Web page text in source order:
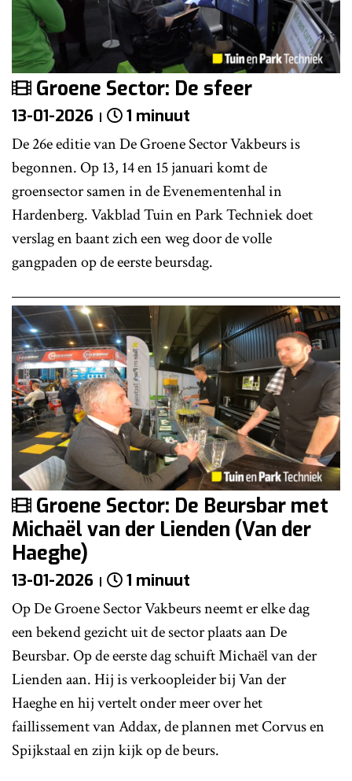
Groene Sector: De sfeer
13-01-2026 1 minuut
De 26e editie van De Groene Sector Vakbeurs is
begonnen. Op 13, 14 en 15 januari komt de
groensector samen in de Evenementenhal in
Hardenberg. Vakblad Tuin en Park Techniek doet
verslag en baant zich een weg door de volle
gangpaden op de eerste beursdag.
Groene Sector: De Beursbar met
Michaël van der Lienden (Van der
Haeghe)
13-01-2026 1 minuut
Op De Groene Sector Vakbeurs neemt er elke dag
een bekend gezicht uit de sector plaats aan De
Beursbar. Op de eerste dag schuift Michaël van der
Lienden aan. Hij is verkoopleider bij Van der
Haeghe en hij vertelt onder meer over het
faillissement van Addax, de plannen met Corvus en
Spijkstaal en zijn kijk op de beurs.